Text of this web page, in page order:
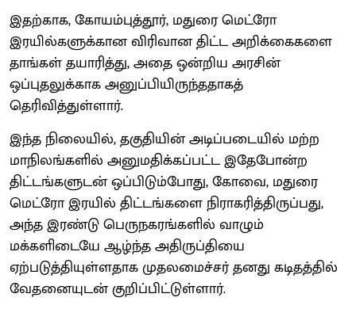
இதற்காக, கோயம்புத்தூர், மதுரை மெட்ரோ
இரயில்களுக்கான விரிவான திட்ட அறிக்கைகளை
தாங்கள் தயாரித்து, அதை ஒன்றிய அரசின்
ஒப்புதலுக்காக அனுப்பியிருந்ததாகத்
தெரிவித்துள்ளார்.
இந்த நிலையில், தகுதியின் அடிப்படையில் மற்ற
மாநிலங்களில் அனுமதிக்கப்பட்ட இதேபோன்ற
திட்டங்களுடன் ஒப்பிடும்போது, கோவை, மதுரை
மெட்ரோ இரயில் திட்டங்களை நிராகரித்திருப்பது,
அந்த இரண்டு பெருநகரங்களில் வாழும்
மக்களிடையே ஆழ்ந்த அதிருப்தியை
ஏற்படுத்தியுள்ளதாக முதலமைச்சர் தனது கடிதத்தில்
வேதனையுடன் குறிப்பிட்டுள்ளார்.